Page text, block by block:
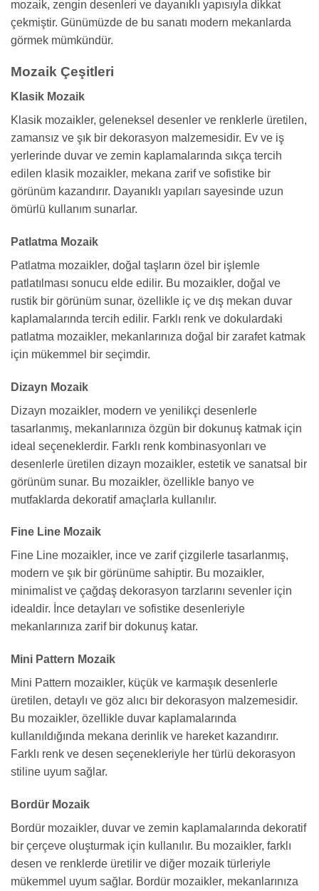
mozaik, zengin desenleri ve dayanıklı yapısıyla dikkat
çekmiştir. Günümüzde de bu sanatı modern mekanlarda
görmek mümkündür.
Mozaik Çeşitleri
Klasik Mozaik
Klasik mozaikler, geleneksel desenler ve renklerle üretilen,
zamansız ve şık bir dekorasyon malzemesidir. Ev ve iş
yerlerinde duvar ve zemin kaplamalarında sıkça tercih
edilen klasik mozaikler, mekana zarif ve sofistike bir
görünüm kazandırır. Dayanıklı yapıları sayesinde uzun
ömürlü kullanım sunarlar.
Patlatma Mozaik
Patlatma mozaikler, doğal taşların özel bir işlemle
patlatılması sonucu elde edilir. Bu mozaikler, doğal ve
rustik bir görünüm sunar, özellikle iç ve dış mekan duvar
kaplamalarında tercih edilir. Farklı renk ve dokulardaki
patlatma mozaikler, mekanlarınıza doğal bir zarafet katmak
için mükemmel bir seçimdir.
Dizayn Mozaik
Dizayn mozaikler, modern ve yenilikçi desenlerle
tasarlanmış, mekanlarınıza özgün bir dokunuş katmak için
ideal seçeneklerdir. Farklı renk kombinasyonları ve
desenlerle üretilen dizayn mozaikler, estetik ve sanatsal bir
görünüm sunar. Bu mozaikler, özellikle banyo ve
mutfaklarda dekoratif amaçlarla kullanılır.
Fine Line Mozaik
Fine Line mozaikler, ince ve zarif çizgilerle tasarlanmış,
modern ve şık bir görünüme sahiptir. Bu mozaikler,
minimalist ve çağdaş dekorasyon tarzlarını sevenler için
idealdir. İnce detayları ve sofistike desenleriyle
mekanlarınıza zarif bir dokunuş katar.
Mini Pattern Mozaik
Mini Pattern mozaikler, küçük ve karmaşık desenlerle
üretilen, detaylı ve göz alıcı bir dekorasyon malzemesidir.
Bu mozaikler, özellikle duvar kaplamalarında
kullanıldığında mekana derinlik ve hareket kazandırır.
Farklı renk ve desen seçenekleriyle her türlü dekorasyon
stiline uyum sağlar.
Bordür Mozaik
Bordür mozaikler, duvar ve zemin kaplamalarında dekoratif
bir çerçeve oluşturmak için kullanılır. Bu mozaikler, farklı
desen ve renklerde üretilir ve diğer mozaik türleriyle
mükemmel uyum sağlar. Bordür mozaikler, mekanlarınıza